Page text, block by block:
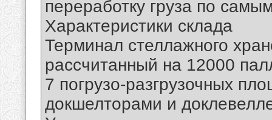
переработку груза по
Характеристики склада
Терминал стеллажного
рассчитанный на 12000
7 погрузо-разгрузочных
докшелторами и